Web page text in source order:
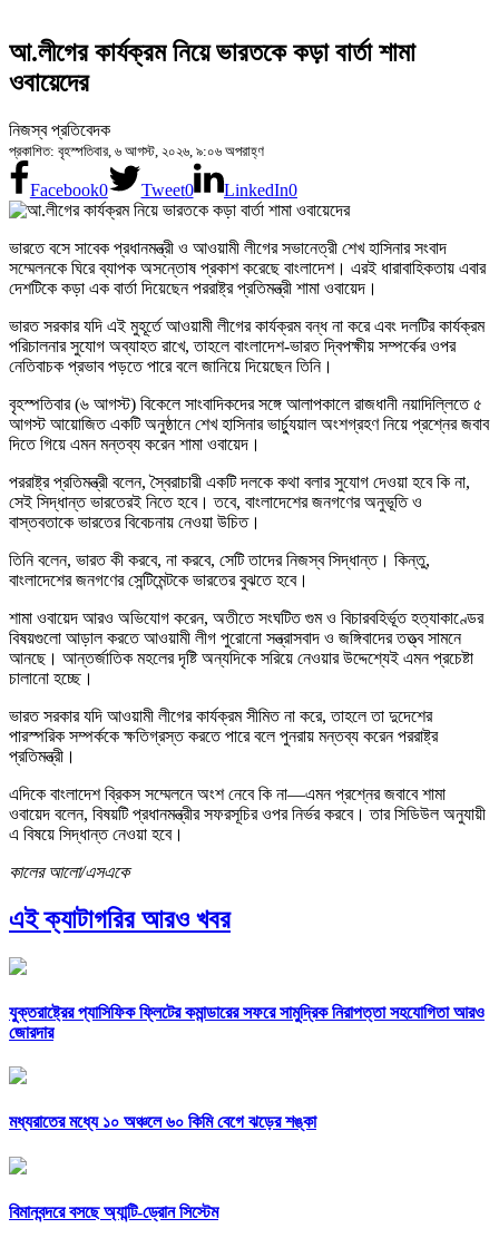
আ.লীগের কার্যক্রম নিয়ে ভারতকে কড়া বার্তা শামা
ওবায়েদের
নিজস্ব প্রতিবেদক
প্রকাশিত: বৃহস্পতিবার, ৬ আগস্ট, ২০২৬, ৯:০৬ অপরাহ্ণ
Facebook0 Tweet0 LinkedIn0
ভারতে বসে সাবেক প্রধানমন্ত্রী ও আওয়ামী লীগের সভানেত্রী শেখ হাসিনার সংবাদ
সম্মেলনকে ঘিরে ব্যাপক অসন্তোষ প্রকাশ করেছে বাংলাদেশ। এরই ধারাবাহিকতায় এবার
দেশটিকে কড়া এক বার্তা দিয়েছেন পররাষ্ট্র প্রতিমন্ত্রী শামা ওবায়েদ।
ভারত সরকার যদি এই মুহূর্তে আওয়ামী লীগের কার্যক্রম বন্ধ না করে এবং দলটির কার্যক্রম
পরিচালনার সুযোগ অব্যাহত রাখে, তাহলে বাংলাদেশ-ভারত দ্বিপক্ষীয় সম্পর্কের ওপর
নেতিবাচক প্রভাব পড়তে পারে বলে জানিয়ে দিয়েছেন তিনি।
বৃহস্পতিবার (৬ আগস্ট) বিকেলে সাংবাদিকদের সঙ্গে আলাপকালে রাজধানী নয়াদিল্লিতে ৫
আগস্ট আয়োজিত একটি অনুষ্ঠানে শেখ হাসিনার ভার্চ্যুয়াল অংশগ্রহণ নিয়ে প্রশ্নের জবাব
দিতে গিয়ে এমন মন্তব্য করেন শামা ওবায়েদ।
পররাষ্ট্র প্রতিমন্ত্রী বলেন, স্বৈরাচারী একটি দলকে কথা বলার সুযোগ দেওয়া হবে কি না,
সেই সিদ্ধান্ত ভারতেরই নিতে হবে। তবে, বাংলাদেশের জনগণের অনুভূতি ও
বাস্তবতাকে ভারতের বিবেচনায় নেওয়া উচিত।
তিনি বলেন, ভারত কী করবে, না করবে, সেটি তাদের নিজস্ব সিদ্ধান্ত। কিন্তু,
বাংলাদেশের জনগণের সেন্টিমেন্টকে ভারতের বুঝতে হবে।
শামা ওবায়েদ আরও অভিযোগ করেন, অতীতে সংঘটিত গুম ও বিচারবহির্ভূত হত্যাকাণ্ডের
বিষয়গুলো আড়াল করতে আওয়ামী লীগ পুরোনো সন্ত্রাসবাদ ও জঙ্গিবাদের তত্ত্ব সামনে
আনছে। আন্তর্জাতিক মহলের দৃষ্টি অন্যদিকে সরিয়ে নেওয়ার উদ্দেশ্যেই এমন প্রচেষ্টা
চালানো হচ্ছে।
ভারত সরকার যদি আওয়ামী লীগের কার্যক্রম সীমিত না করে, তাহলে তা দুদেশের
পারস্পরিক সম্পর্ককে ক্ষতিগ্রস্ত করতে পারে বলে পুনরায় মন্তব্য করেন পররাষ্ট্র
প্রতিমন্ত্রী।
এদিকে বাংলাদেশ ব্রিকস সম্মেলনে অংশ নেবে কি না—এমন প্রশ্নের জবাবে শামা
ওবায়েদ বলেন, বিষয়টি প্রধানমন্ত্রীর সফরসূচির ওপর নির্ভর করবে। তার সিডিউল অনুযায়ী
এ বিষয়ে সিদ্ধান্ত নেওয়া হবে।
কালের আলো/এসএকে
এই ক্যাটাগরির আরও খবর
যুক্তরাষ্ট্রের প্যাসিফিক ফ্লিটের কমান্ডারের সফরে সামুদ্রিক নিরাপত্তা সহযোগিতা আরও
জোরদার
মধ্যরাতের মধ্যে ১০ অঞ্চলে ৬০ কিমি বেগে ঝড়ের শঙ্কা
বিমানবন্দরে বসছে অ্যান্টি-ড্রোন সিস্টেম